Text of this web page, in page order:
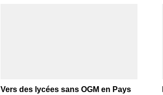
Vers des lycées sans OGM en Pays